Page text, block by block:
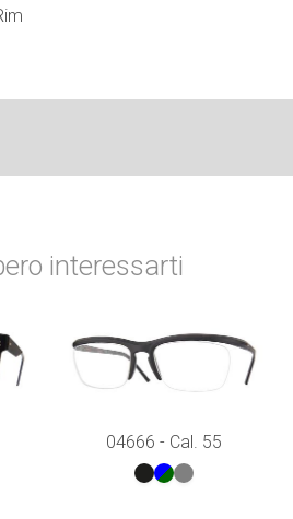
interessarti
04666 - Cal. 55